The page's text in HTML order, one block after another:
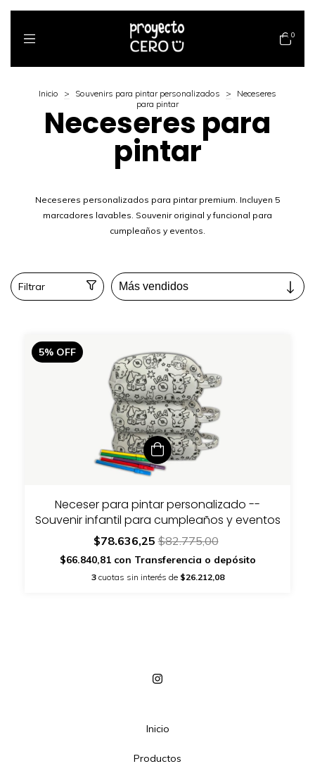
0
Inicio > Souvenirs para pintar personalizados >
Neceseres
para pintar
Neceseres para
pintar
Neceseres personalizados para pintar premium. Incluyen 5
marcadores lavables. Souvenir original y funcional para
cumpleaños y eventos.
Filtrar
5% OFF
Neceser para pintar personalizado --
Souvenir infantil para cumpleaños y eventos
$78.636,25$82.775,00
$66.840,81 con Transferencia o depósito
3 cuotas sin interés de $26.212,08
Inicio
Productos